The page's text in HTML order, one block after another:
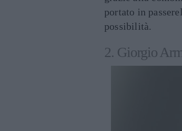
portato in
possibilità.
2. Giorgio